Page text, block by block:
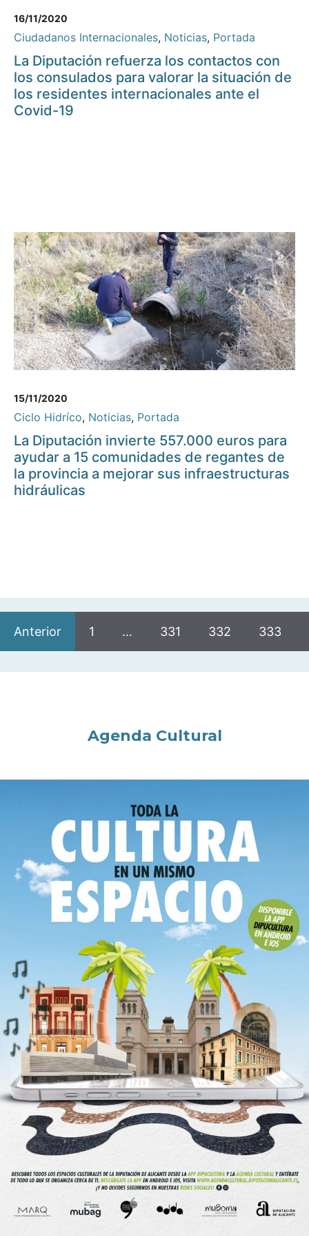
16/11/2020
Ciudadanos Internacionales, Noticias, Portada
La Diputación refuerza los contactos con
los consulados para valorar la situación de
los residentes internacionales ante el
Covid-19
15/11/2020
Ciclo Hidríco, Noticias, Portada
La Diputación invierte 557.000 euros para
ayudar a 15 comunidades de regantes de
la provincia a mejorar sus infraestructuras
hidráulicas
Anterior 1 … 331 332 333
Agenda Cultural